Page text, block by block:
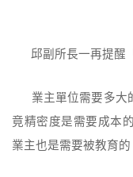
邱副所長一再提醒「
業主單位需要多大
竟精密度是需要成本
業主也是需要被教育的